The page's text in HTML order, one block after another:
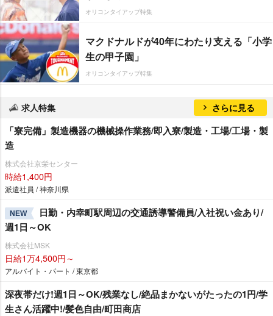
オリコンタイアップ特集
マクドナルドが40年にわたり支える「小学
生の甲子園」
オリコンタイアップ特集
求人特集 さらに見る
「寮完備」製造機器の機械操作業務/即入寮/製造・工場/工場・製
造
株式会社京栄センター
時給1,400円
派遣社員 / 神奈川県
NEW
日勤・内幸町駅周辺の交通誘導警備員/入社祝い金あり/
週1日～OK
株式会社MSK
日給1万4,500円～
アルバイト・パート / 東京都
深夜帯だけ!週1日～OK/残業なし/絶品まかないがたったの1円/学
生さん活躍中!/髪色自由/町田商店